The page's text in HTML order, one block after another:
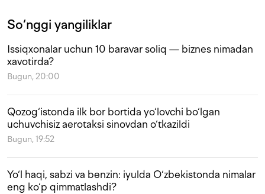
So‘nggi yangiliklar
Issiqxonalar uchun 10 baravar soliq — biznes nimadan
xavotirda?
Bugun, 20:00
Qozog‘istonda ilk bor bortida yo‘lovchi bo‘lgan
uchuvchisiz aerotaksi sinovdan o‘tkazildi
Bugun, 19:52
Yo‘l haqi, sabzi va benzin: iyulda O‘zbekistonda nimalar
eng ko‘p qimmatlashdi?